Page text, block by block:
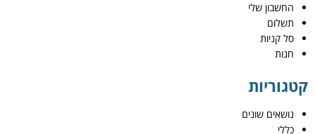
החשבון שלי
תשלום
סל קניות
חנות
קטגוריות
נושאים שונים
כללי